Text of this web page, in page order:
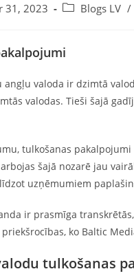
31, 2023
Post Blogs LV /
angļu valoda ir dzimtā
valodas. Tieši šajā
tulkošanas
šajā nozarē jau
uzņēmumiem
ir prasmīga
ko Baltic
tulkošanas